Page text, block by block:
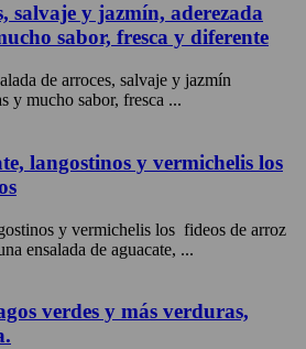
salvaje y jazmín, aderezada
sabor, fresca y diferente
de arroces, salvaje y jazmín
y mucho sabor, fresca ...
langostinos y vermichelis los
y vermichelis los fideos de arroz
ensalada de aguacate, ...
verdes y más verduras,